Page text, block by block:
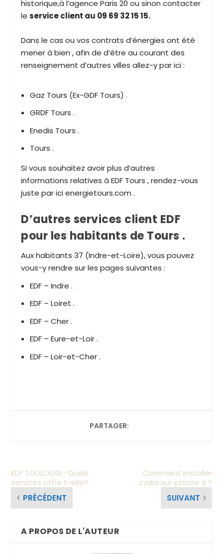
historique,à l’agence Paris 20 ou sinon contacter
leservice client au 09 69 32 15 15.
Dans le cas ou vos contrats d’énergies ont été
mener à bien , afin de d’être au courant des
renseignement d’autres villes allez-y par ici :
Gaz Tours (Ex-GDF Tours) .
GRDF Tours .
Enedis Tours .
Tours .
Si vous souhaitez avoir plus d’autres
informations relatives à EDF Tours , rendez-vous
juste par ici energietours.com .
D’autres services client EDF
pour les habitants de Tours .
Aux habitants 37 (Indre-et-Loire), vous pouvez
vous-y rendre sur les pages suivantes :
EDF – Indre .
EDF – Loiret .
EDF – Cher .
EDF – Eure-et-Loir .
EDF – Loir-et-Cher .
PARTAGER:
EDF TOULOUSE : Quels
services offre t-elle?
PRÉCÉDENT
Comment installer
cydia sur iphone 4 ?
SUIVANT
A PROPOS DE L'AUTEUR